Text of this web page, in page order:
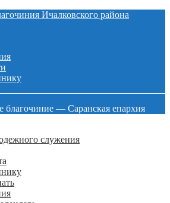
Ичалковского района
— Саранская епархия
служения